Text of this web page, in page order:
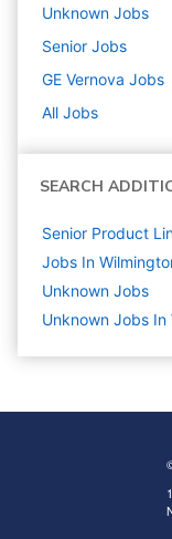
Unknown Jobs
Senior Jobs
GE Vernova Jobs
All Jobs
SEARCH
Senior Product
Jobs In
Unknown Jobs
Unknown Jobs In